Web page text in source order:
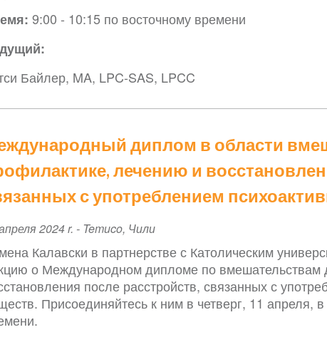
9:00 - 10:15 по восточному времени
Байлер, MA, LPC-SAS, LPCC
диплом в области
лечению и
с употреблением
2024 r. - Temuco, Чили
Калавски в партнерстве с Католическим
о Международном дипломе по вмешательствам
после расстройств, связанных с
Присоединяйтесь к ним в четверг, 11 апреля,